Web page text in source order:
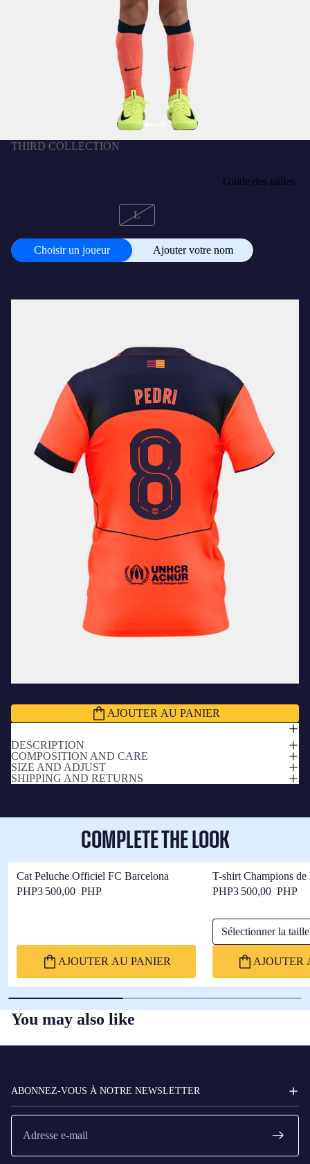
THIRD COLLECTION
Guide des tailles
L
Choisir un joueur
Ajouter votre nom
AJOUTER AU PANIER
DESCRIPTION
COMPOSITION AND CARE
SIZE AND ADJUST
SHIPPING AND RETURNS
COMPLETE THE LOOK
Cat Peluche Officiel FC Barcelona
PHP3 500,00 PHP
AJOUTER AU PANIER
T-shirt Champions
Barça
PHP3 500,00 PHP
Sélectionner la taille
AJOUTER
You may also like
ABONNEZ-VOUS À NOTRE NEWSLETTER
E-
mail